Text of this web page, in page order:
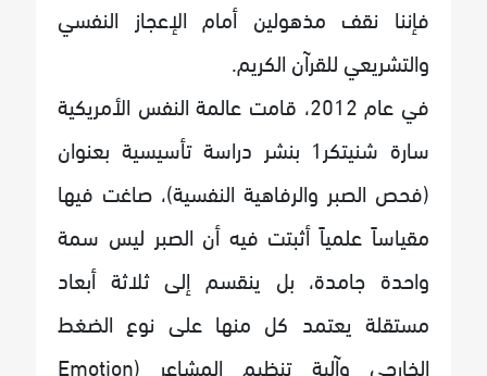
فإننا نقف مذهولين أمام الإعجاز النفسي
والتشريعي للقرآن الكريم.
في عام 2012، قامت عالمة النفس الأمريكية
سارة شنيتكر1 بنشر دراسة تأسيسية بعنوان
(فحص الصبر والرفاهية النفسية)، صاغت فيها
مقياساً علمياً أثبتت فيه أن الصبر ليس سمة
واحدة جامدة، بل ينقسم إلى ثلاثة أبعاد
مستقلة يعتمد كل منها على نوع الضغط
الخارجي وآلية تنظيم المشاعر (Emotion